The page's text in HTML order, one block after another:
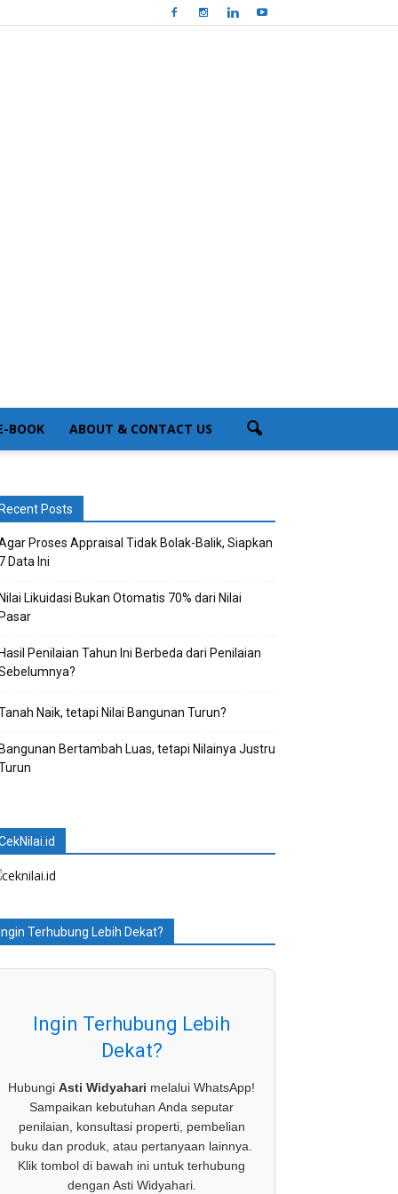
BOOK ABOUT & CONTACT US
Recent Posts
Proses Appraisal Tidak Bolak-Balik, Siapkan
7 Data Ini
Nilai Likuidasi Bukan Otomatis 70% dari Nilai
Pasar
Hasil Penilaian Tahun Ini Berbeda dari Penilaian
Naik, tetapi Nilai Bangunan Turun?
Bangunan Bertambah Luas, tetapi Nilainya Justru
Ingin Terhubung Lebih Dekat?
Ingin Terhubung Lebih
Dekat?
Hubungi Asti Widyahari melalui WhatsApp!
Sampaikan kebutuhan Anda seputar
penilaian, konsultasi properti, pembelian
buku dan produk, atau pertanyaan lainnya.
Klik tombol di bawah ini untuk terhubung
dengan Asti Widyahari.